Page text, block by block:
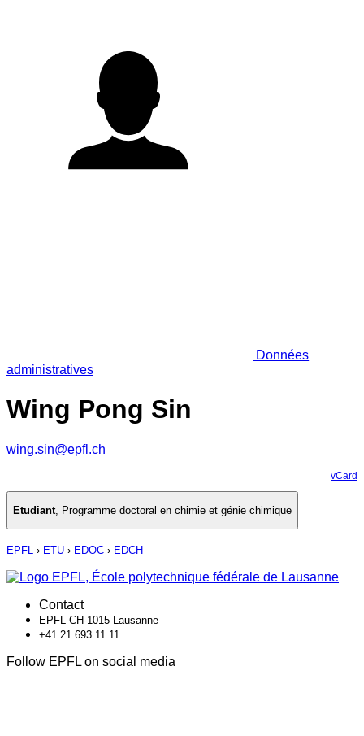
Données
administratives
Wing Pong Sin
wing.sin@epfl.ch
vCard
Etudiant, Programme doctoral en chimie et génie chimique
EPFL › ETU › EDOC › EDCH
Contact
EPFL CH-1015 Lausanne
+41 21 693 11 11
Follow EPFL on social media